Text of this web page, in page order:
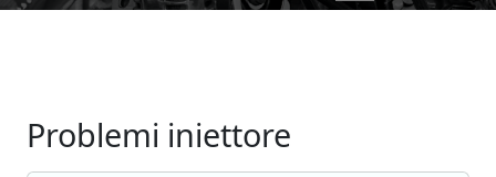
Problemi iniettore